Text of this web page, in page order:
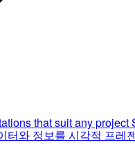
that suit any project
터와 정보를 시각적 프레